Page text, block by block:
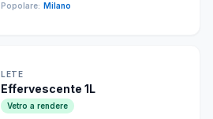
Popolare: Milano
LETE
Effervescente 1L
Vetro a rendere